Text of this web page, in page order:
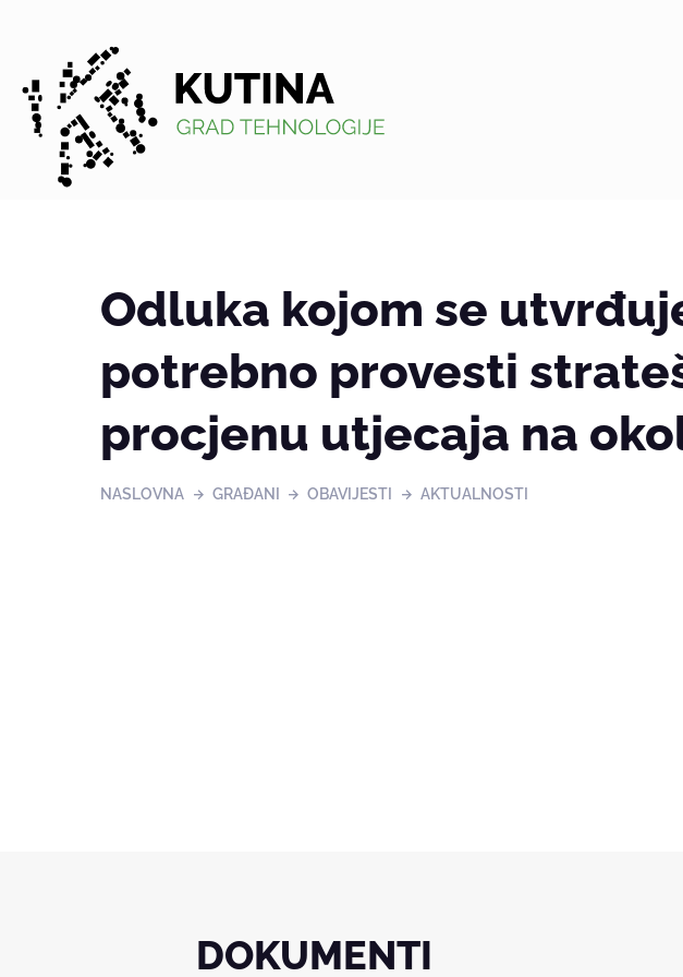
Kutina
Odluka kojom se
potrebno provesti
procjenu utjecaja na
NASLOVNA GRAĐANI OBAVIJESTI AKTUALNOSTI
DOKUMENTI